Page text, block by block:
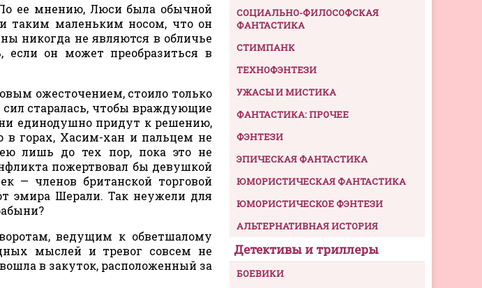
ее мнению, Люси была обычной
таким маленьким носом, что он
никогда не являются в обличье
он может преобразиться в
ожесточением, стоило только
старалась, чтобы враждующие
единодушно придут к решению,
в горах, Хасим-хан и пальцем не
лишь до тех пор, пока это не
пожертвовал бы девушкой
— членов британской торговой
эмира Шерали. Так неужели для
ведущим к обветшалому
мыслей и тревог совсем не
в закуток, расположенный за
СОЦИАЛЬНО-ФИЛОСОФСКАЯ
ФАНТАСТИКА
СТИМПАНК
ТЕХНОФЭНТЕЗИ
УЖАСЫ И МИСТИКА
ФАНТАСТИКА: ПРОЧЕЕ
ФЭНТЕЗИ
ЭПИЧЕСКАЯ ФАНТАСТИКА
ЮМОРИСТИЧЕСКАЯ ФАНТАСТИКА
ЮМОРИСТИЧЕСКОЕ ФЭНТЕЗИ
АЛЬТЕРНАТИВНАЯ ИСТОРИЯ
Детективы и триллеры
БОЕВИКИ